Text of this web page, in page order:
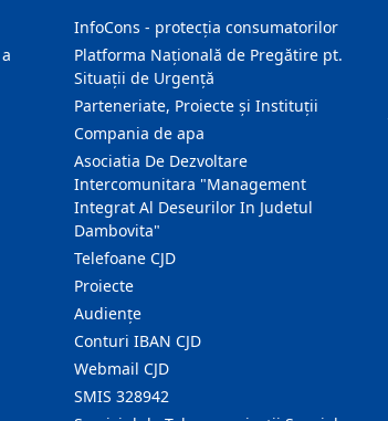
InfoCons - protecția consumatorilor
Platforma Națională de Pregătire pt.
Situații de Urgență
Parteneriate, Proiecte și Instituții
Compania de apa
Asociatia De Dezvoltare
Intercomunitara "Management
Integrat Al Deseurilor In Judetul
Dambovita"
Telefoane CJD
Proiecte
Audienţe
Conturi IBAN CJD
Webmail CJD
SMIS 328942